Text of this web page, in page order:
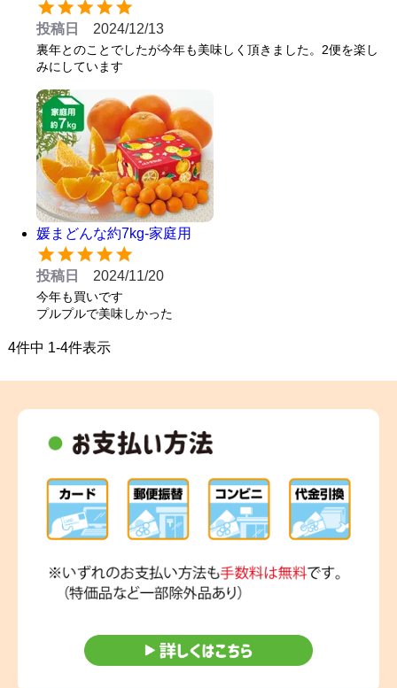
投稿日 2024/12/13
裏年とのことでしたが今年も美味しく頂きました。2便を楽し
みにしています
媛まどんな約7kg-家庭用
投稿日 2024/11/20
今年も買いです
プルプルで美味しかった
4件中 1-4件表示